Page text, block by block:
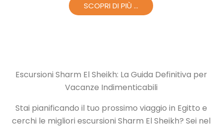
SCOPRI DI PIÙ ...
Escursioni Sharm El Sheikh: La Guida Definitiva per
Vacanze Indimenticabili
Stai pianificando il tuo prossimo viaggio in Egitto e
cerchi le migliori escursioni Sharm El Sheikh? Sei nel